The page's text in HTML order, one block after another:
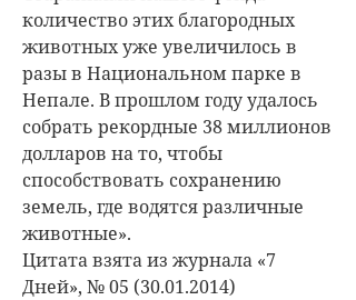
количество этих благородных
животных уже увеличилось в
разы в Национальном парке в
Непале. В прошлом году удалось
собрать рекордные 38 миллионов
долларов на то, чтобы
способствовать сохранению
земель, где водятся различные
животные».
Цитата взята из журнала «7
Дней», № 05 (30.01.2014)